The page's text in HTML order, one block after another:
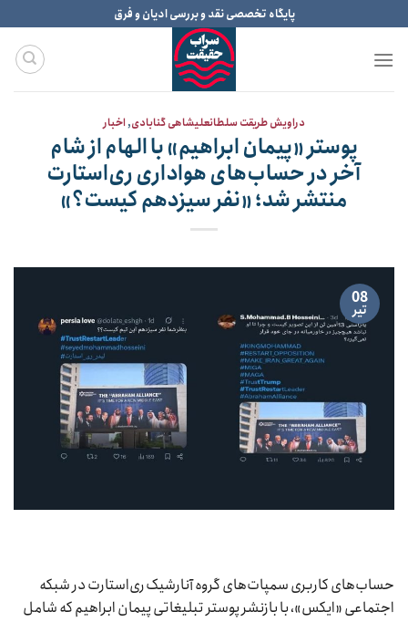
to
content
پایگاه تخصصی نقد و بررسی ادیان و فرق
دراویش طریقت سلطانعلیشاهی گنابادی,اخبار
پوستر «پیمان ابراهیم» با الهام از شام
آخر در حساب‌های هواداری ری‌استارت
منتشر شد؛ «نفر سیزدهم کیست؟»
08
تیر
حساب‌های کاربری سمپات‌های گروه آنارشیک ری‌استارت در شبکه
اجتماعی «ایکس»، با بازنشر پوستر تبلیغاتی پیمان ابراهیم که شامل